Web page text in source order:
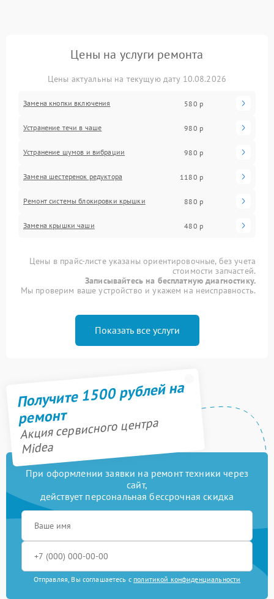
Цены на услуги ремонта
Цены актуальны на текущую дату 10.08.2026
Замена кнопки включения 580 р
Устранение течи в чаше 980 р
Устранение шумов и вибрации 980 р
Замена шестеренок редуктора 1180 р
Ремонт системы блокировки крышки 880 р
Замена крышки чаши 480 р
Цены в прайс-листе указаны ориентировочные, без учета
стоимости запчастей.
Записывайтесь на бесплатную диагностику.
Мы проверим ваше устройство и укажем на неисправность.
Показать все услуги
Получите 1500 рублей на
ремонт
Акция сервисного центра
Midea
При оформлении заявки на ремонт техники через
сайт,
действует персональная бессрочная скидка
Отправляя, Вы соглашаетесь с политикой конфиденциальности